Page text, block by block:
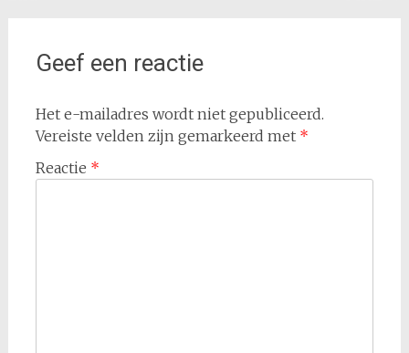
Geef een reactie
Het e-mailadres wordt niet gepubliceerd.
Vereiste velden zijn gemarkeerd met *
Reactie *